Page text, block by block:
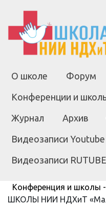
О школе Форум
Конференции и
Журнал Архив
Видеозаписи Youtube
Видеозаписи RUTUBE
Конференция и школы
ШКОЛЫ НИИ НДХиТ